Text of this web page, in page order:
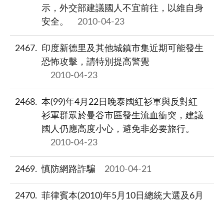
示，外交部建議國人不宜前往，以維自身
安全。
2010-04-23
2467
印度新德里及其他城鎮市集近期可能發生
恐怖攻擊，請特別提高警覺
2010-04-23
2468
本(99)年4月22日晚泰國紅衫軍與反對紅
衫軍群眾於曼谷市區發生流血衝突，建議
國人仍應高度小心，避免非必要旅行。
2010-04-23
2469 慎防網路詐騙 2010-04-21
2470
菲律賓本(2010)年5月10日總統大選及6月